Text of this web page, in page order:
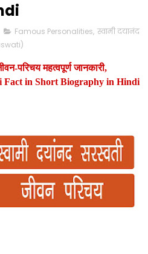
Famous Personalities, स्वामी दयानंद
परिचय महत्वपूर्ण जानकारी,
Fact in Short Biography in Hindi